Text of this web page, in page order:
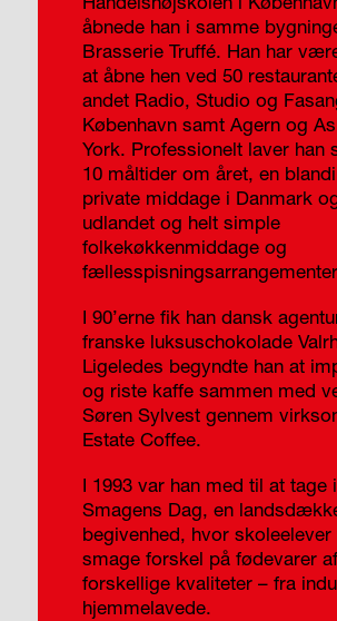
åbnede han i samme
Brasserie Truffé. Han har
at åbne hen ved 50
andet Radio, Studio og
København samt Agern og
York. Professionelt laver han
10 måltider om året, en
private middage i Danmark
udlandet og helt simple
folkekøkkenmiddage og
I 90’erne fik han dansk
franske luksuschokolade
Ligeledes begyndte han at
og riste kaffe sammen med
Søren Sylvest gennem
Estate Coffee.
I 1993 var han med til at tage
Smagens Dag, en
begivenhed, hvor
smage forskel på fødevarer af
forskellige kvaliteter – fra
hjemmelavede.